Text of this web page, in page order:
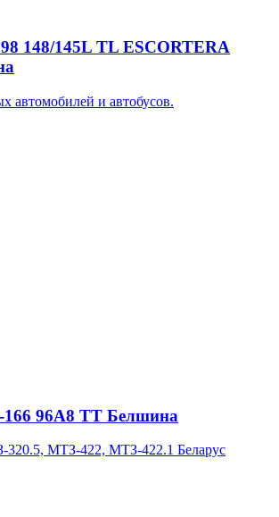
148/145L TL ESCORTERA
автомобилей и автобусов.
166 96A8 TT Белшина
320.5, МТЗ-422, МТЗ-422.1 Беларус